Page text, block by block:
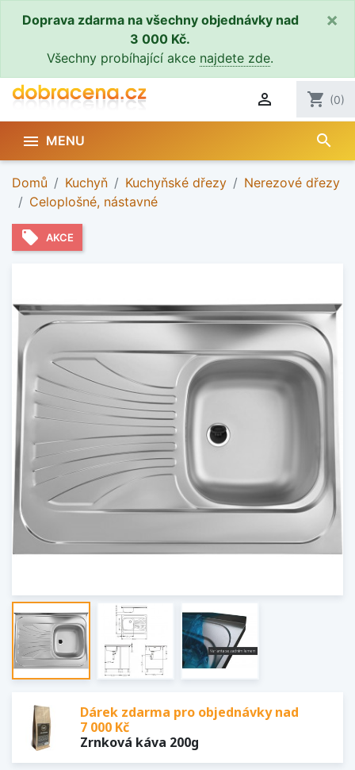
Doprava zdarma na všechny objednávky nad
3 000 Kč.
Všechny probíhající akce najdete zde.
×
 shopping_cart (0)
 MENU search
Domů Kuchyň Kuchyňské dřezy
Nerezové dřezy
Celoplošné, nástavné
local_offer AKCE
Dárek zdarma pro objednávky nad
7 000 Kč
Zrnková káva 200g